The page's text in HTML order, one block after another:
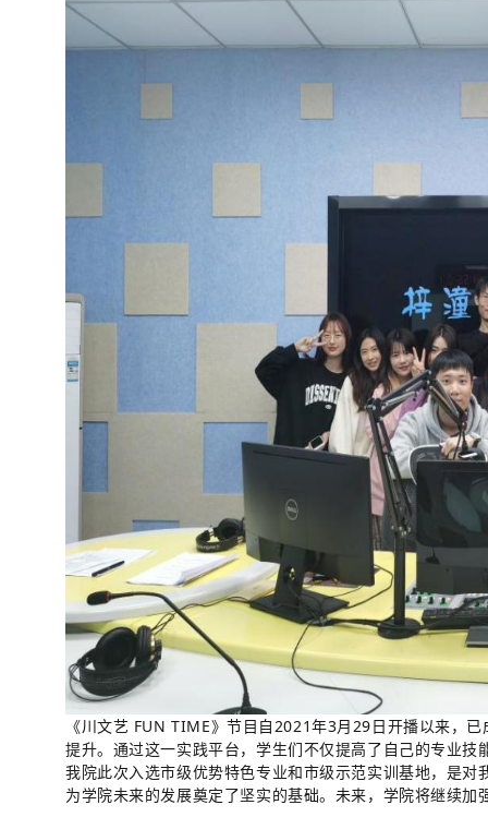
《川文艺 FUN TIME》节目自2021年3月29日开播以来，
提升。通过这一实践平台，学生们不仅提高了自己的专业技
我院此次入选市级优势特色专业和市级示范实训基地，是
为学院未来的发展奠定了坚实的基础。 未来，学院将继续加